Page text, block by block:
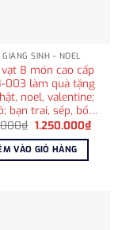
GIÁNG SINH - NOEL
8 món cao cấp
003 làm quà tặng
noel, valentine;
bạn trai, sếp, bố…
₫ Giá
là:
1.750.000₫.
1.250.000₫Giá
hiện
VÀO GIỎ HÀNG